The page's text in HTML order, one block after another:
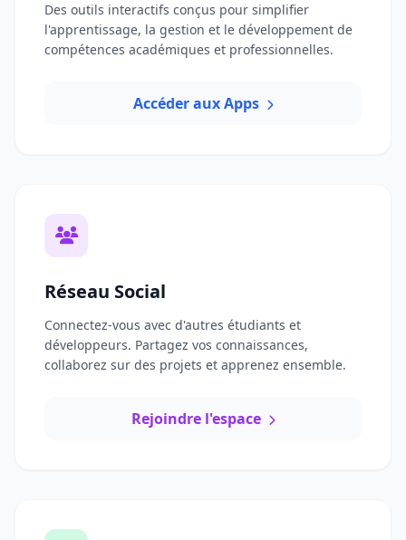
Des outils interactifs conçus pour simplifier
l'apprentissage, la gestion et le développement de
compétences académiques et professionnelles.
Accéder aux Apps
Réseau Social
Connectez-vous avec d'autres étudiants et
développeurs. Partagez vos connaissances,
collaborez sur des projets et apprenez ensemble.
Rejoindre l'espace